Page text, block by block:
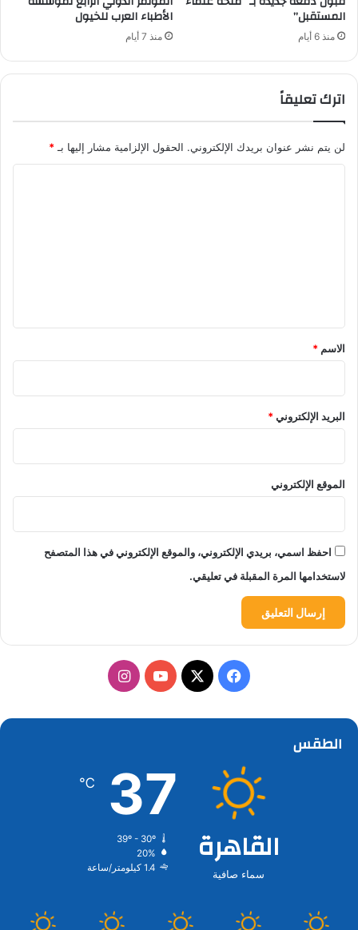
المستقبل”
منذ 6 أيام
الأطباء العرب للخيول
منذ 7 أيام
اترك تعليقاً
لن يتم نشر عنوان بريدك الإلكتروني. الحقول الإلزامية مشار إليها بـ *
*
الاسم *
البريد الإلكتروني*
الموقع الإلكتروني
احفظ اسمي، بريدي الإلكتروني، والموقع الإلكتروني في هذا المتصفح
لاستخدامها المرة المقبلة في تعليقي.
فيسبوك
‫X
‫YouTubeانستقرام
الطقس
القاهرة
سماء صافية
37
℃
39º - 30º
20%
1.4 كيلومتر/ساعة